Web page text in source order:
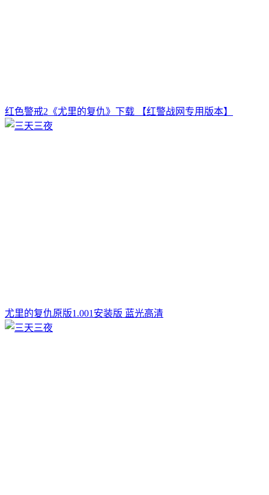
红色警戒2《尤里的复仇》下载 【红警战网专用版本】
尤里的复仇原版1.001安装版 蓝光高清